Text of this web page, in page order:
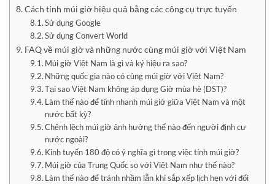
Cách tính múi giờ hiệu quả bằng các công cụ trực tuyến
Sử dụng Google
Sử dụng Convert World
FAQ về múi giờ và những nước cùng múi giờ với Việt Nam
Múi giờ Việt Nam là gì và ký hiệu ra sao?
Những quốc gia nào có cùng múi giờ với Việt Nam?
Tại sao Việt Nam không áp dụng Giờ mùa hè (DST)?
Làm thế nào để tính nhanh múi giờ giữa Việt Nam và một
nước bất kỳ?
Chênh lệch múi giờ ảnh hưởng thế nào đến người định cư
nước ngoài?
Kinh tuyến 180 độ có ý nghĩa gì trong việc tính múi giờ?
Múi giờ của Trung Quốc so với Việt Nam như thế nào?
Làm thế nào để tránh nhầm lẫn khi sắp xếp lịch hẹn với đối